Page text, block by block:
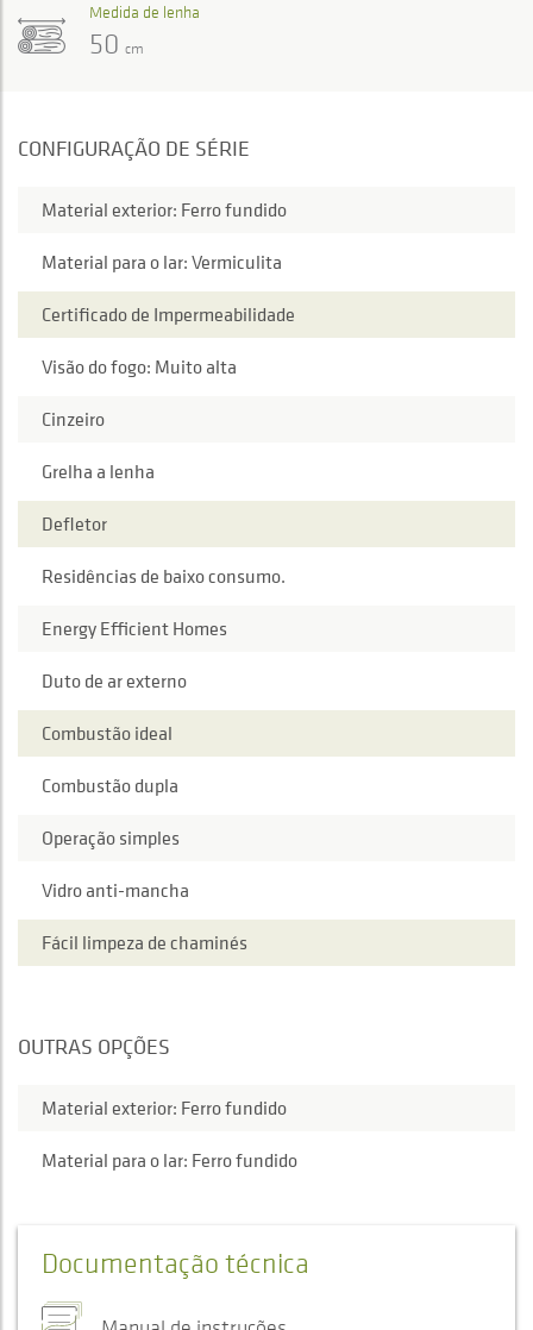
Medida de lenha
50 cm
CONFIGURAÇÃO DE SÉRIE
Material exterior: Ferro fundido
Material para o lar: Vermiculita
Certificado de Impermeabilidade
Visão do fogo: Muito alta
Cinzeiro
Grelha a lenha
Defletor
Residências de baixo consumo.
Energy Efficient Homes
Duto de ar externo
Combustão ideal
Combustão dupla
Operação simples
Vidro anti-mancha
Fácil limpeza de chaminés
OUTRAS OPÇÕES
Material exterior: Ferro fundido
Material para o lar: Ferro fundido
Documentação técnica